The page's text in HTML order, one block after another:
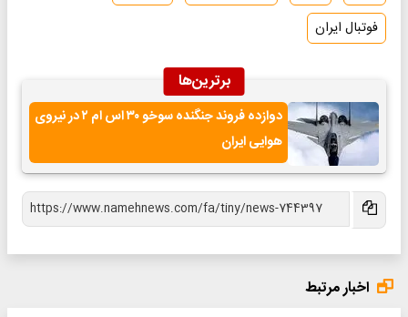
فوتبال ایران
برترین‌ها
دوازده فروند جنگنده سوخو ۳۰ اس ام ۲ در نیروی
هوایی ایران
اخبار مرتبط